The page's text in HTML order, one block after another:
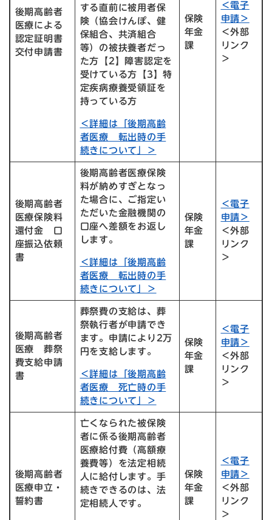
後期高齢者
医療による
認定証明書
交付申請書
する直前に被用者保
険（協会けんぽ、健
保組合、共済組合
等）の被扶養者だっ
た方【2】障害認定を
受けている方【3】特
定疾病療養受領証を
持っている方
＜詳細は「後期高齢
者医療 転出時の手
続きについて」＞
保険
年金
課
＜電子
申請＞
＜外部
リンク
＞
後期高齢者
医療保険料
還付金 口
座振込依頼
書
後期高齢者医療保険
料が納めすぎとなっ
た場合に、ご指定い
ただいた金融機関の
口座へ差額をお返し
します。
＜詳細は「後期高齢
者医療 転出時の手
続きについて」＞
保険
年金
課
＜電子
申請＞
＜外部
リンク
＞
後期高齢者
医療 葬祭
費支給申請
書
葬祭費の支給は、葬
祭執行者が申請でき
ます。申請により2万
円を支給します。
＜詳細は「後期高齢
者医療 死亡時の手
続きについて」＞
保険
年金
課
＜電子
申請＞
＜外部
リンク
＞
後期高齢者
医療申立・
誓約書
亡くなられた被保険
者に係る後期高齢者
医療給付費（高額療
養費等）を法定相続
人に給付します。手
続きできるのは、法
定相続人です。
保険
年金
課
＜電子
申請＞
＜外部
リンク
＞